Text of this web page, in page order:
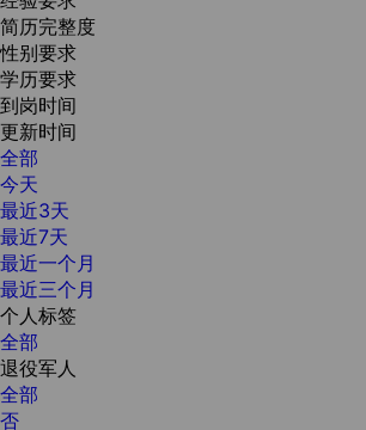
简历完整度
性别要求
学历要求
到岗时间
更新时间
全部
今天
最近3天
最近7天
最近一个月
最近三个月
个人标签
全部
退役军人
全部
否